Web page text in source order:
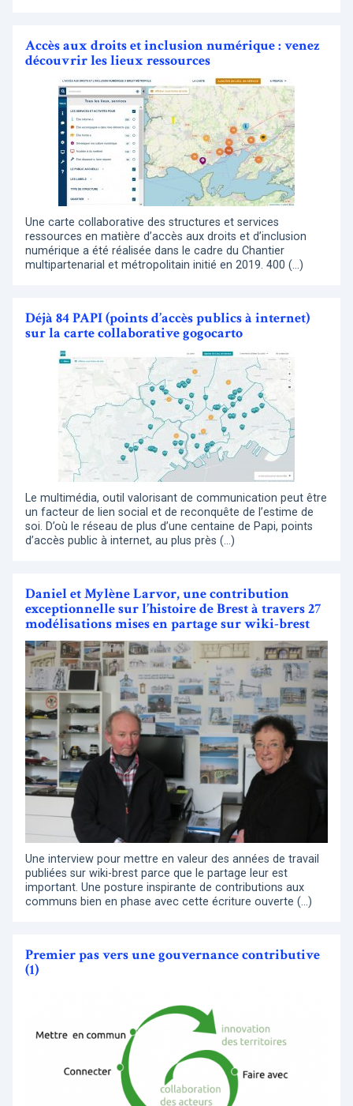
Accès aux droits et inclusion numérique : venez
découvrir les lieux ressources
Une carte collaborative des structures et services
ressources en matière d’accès aux droits et d’inclusion
numérique a été réalisée dans le cadre du Chantier
multipartenarial et métropolitain initié en 2019. 400 (…)
Déjà 84 PAPI (points d’accès publics à internet)
sur la carte collaborative gogocarto
Le multimédia, outil valorisant de communication peut être
un facteur de lien social et de reconquête de l’estime de
soi. D’où le réseau de plus d’une centaine de Papi, points
d’accès public à internet, au plus près (…)
Daniel et Mylène Larvor, une contribution
exceptionnelle sur l’histoire de Brest à travers 27
modélisations mises en partage sur wiki-brest
Une interview pour mettre en valeur des années de travail
publiées sur wiki-brest parce que le partage leur est
important. Une posture inspirante de contributions aux
communs bien en phase avec cette écriture ouverte (…)
Premier pas vers une gouvernance contributive
(1)